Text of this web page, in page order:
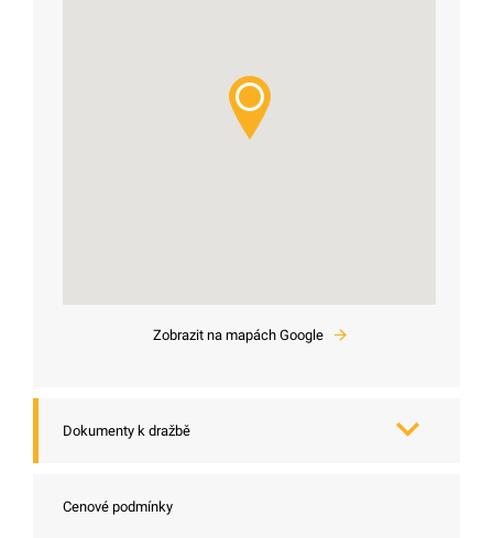
Zobrazit na mapách Google
Dokumenty k dražbě
Cenové podmínky